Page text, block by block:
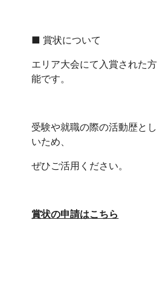
■ 賞状について
エリア大会にて入賞された
能です。
受験や就職の際の活動歴と
いため、
ぜひご活用ください。
賞状の申請はこちら